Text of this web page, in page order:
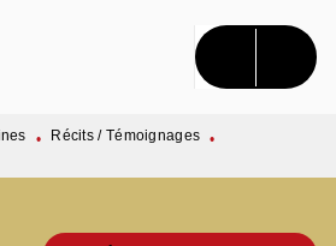
CONTENU
• Récits / Témoignages •